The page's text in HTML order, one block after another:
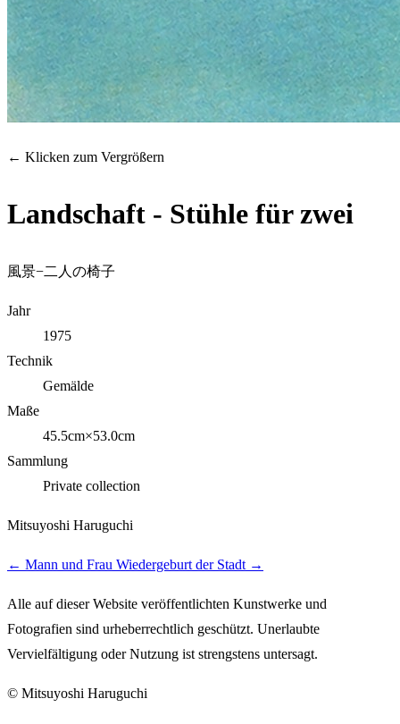
← Klicken zum Vergrößern
Landschaft - Stühle für zwei
風景−二人の椅子
Jahr
1975
Technik
Gemälde
Maße
45.5cm×53.0cm
Sammlung
Private collection
Mitsuyoshi Haruguchi
← Mann und Frau Wiedergeburt der Stadt →
Alle auf dieser Website veröffentlichten Kunstwerke und
Fotografien sind urheberrechtlich geschützt. Unerlaubte
Vervielfältigung oder Nutzung ist strengstens untersagt.
© Mitsuyoshi Haruguchi